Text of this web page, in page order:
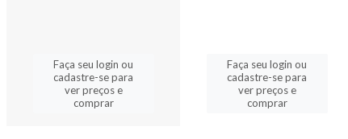
Faça seu login ou
cadastre-se para
ver preços e
comprar
Faça seu login ou
cadastre-se para
ver preços e
comprar